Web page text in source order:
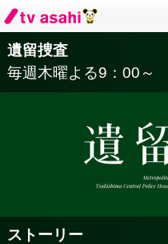
遺留捜査
毎週木曜よる9：00～
ストーリー